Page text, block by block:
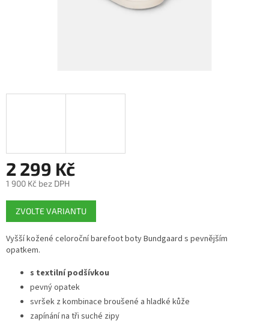
2 299 Kč
1 900 Kč bez DPH
Měrná
cena:
ZVOLTE VARIANTU
Vyšší kožené celoroční barefoot boty Bundgaard s pevnějším
opatkem.
s textilní podšívkou
pevný opatek
svršek z kombinace broušené a hladké kůže
zapínání na tři suché zipy